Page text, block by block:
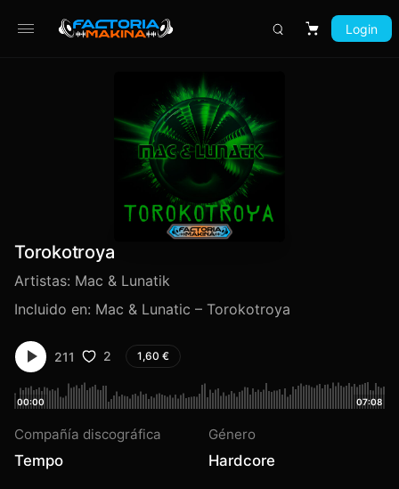
Carrito
Login
Torokotroya
Artistas: Mac & Lunatik
Incluido en: Mac & Lunatic – Torokotroya
211 2 1,60 €
00:00 07:08
Compañía discográfica
Tempo
Género
Hardcore